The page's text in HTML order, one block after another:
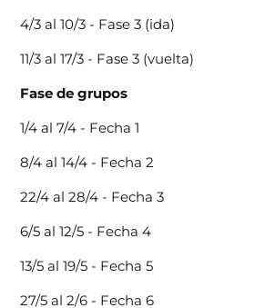
4/3 al 10/3 - Fase 3 (ida)
11/3 al 17/3 - Fase 3 (vuelta)
Fase de grupos
1/4 al 7/4 - Fecha 1
8/4 al 14/4 - Fecha 2
22/4 al 28/4 - Fecha 3
6/5 al 12/5 - Fecha 4
13/5 al 19/5 - Fecha 5
27/5 al 2/6 - Fecha 6